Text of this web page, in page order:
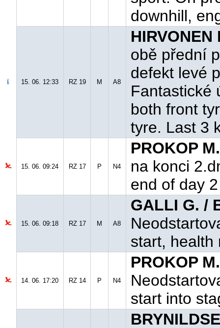
downhill,
15. 06. 12:33 RZ 19 M A8
HIRVONEN
obě přední
defekt levé
Fantastické
both front
tyre. Last 3
15. 06. 09:24 RZ 17 P N4
PROKOP
na konci
end of day
15. 06. 09:18 RZ 17 M A8
GALLI G. /
start, health
14. 06. 17:20 RZ 14 P N4
PROKOP
start into